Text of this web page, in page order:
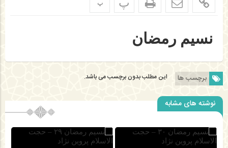
پ پ
نسیم رمضان
برچسب ها این مطلب بدون برچسب می باشد.
نوشته های مشابه